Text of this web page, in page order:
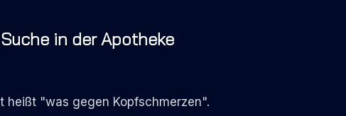
in der Apotheke
heißt "was gegen Kopfschmerzen".